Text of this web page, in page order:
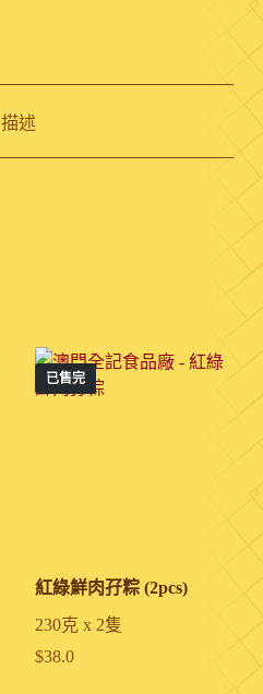
描述
已售完
紅綠鮮肉孖粽 (2pcs)
230克 x 2隻
$38.0